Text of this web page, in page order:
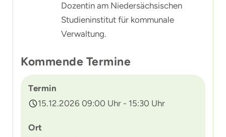
Dozentin am Niedersächsischen
Studieninstitut für kommunale
Verwaltung.
Kommende Termine
Termin
15.12.2026 09:00 Uhr - 15:30 Uhr
Ort